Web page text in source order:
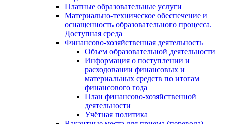
Платные образовательные услуги
Материально-техническое обеспечение и
оснащенность образовательного процесса.
Доступная среда
Финансово-хозяйственная деятельность
Объем образовательной деятельности
Информация о поступлении и
расходовании финансовых и
материальных средств по итогам
финансового года
План финансово-хозяйственной
деятельности
Учётная политика